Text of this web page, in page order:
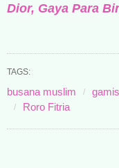
Dior, Gaya Para
TAGS:
busana muslim
Roro Fitria